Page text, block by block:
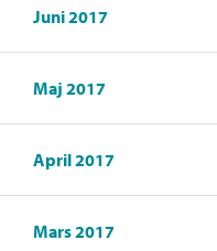
Juni 2017
Maj 2017
April 2017
Mars 2017